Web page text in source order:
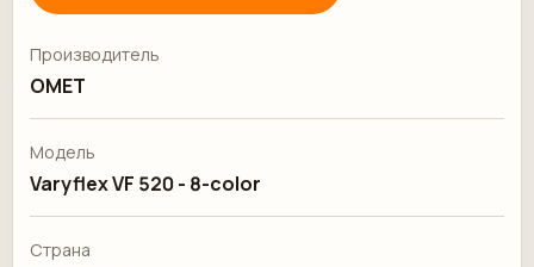
Производитель
OMET
Модель
Varyflex VF 520 - 8-color
Страна